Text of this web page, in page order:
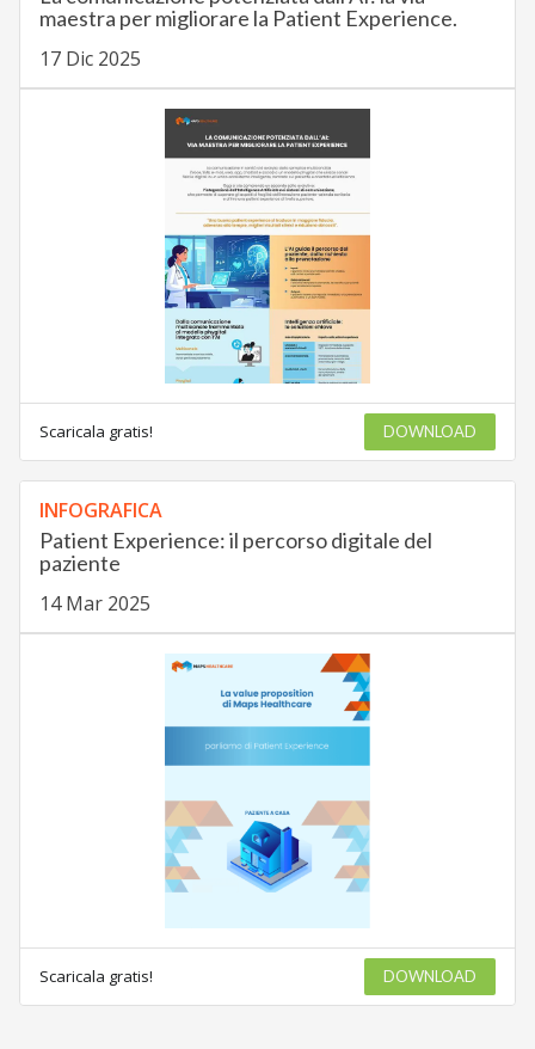
maestra per migliorare la Patient Experience.
17 Dic 2025
Scaricala gratis! DOWNLOAD
INFOGRAFICA
Patient Experience: il percorso digitale del
paziente
14 Mar 2025
Scaricala gratis! DOWNLOAD